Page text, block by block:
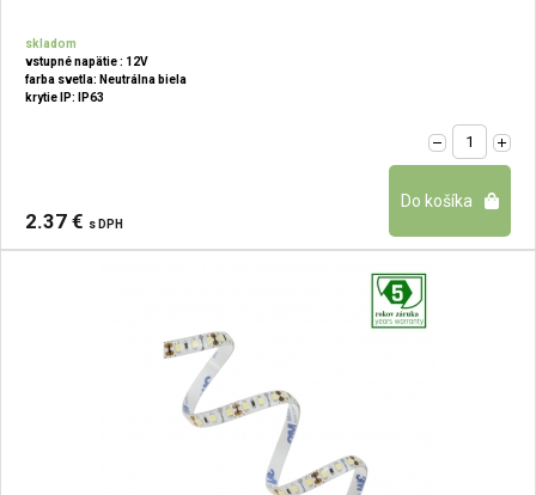
skladom
vstupné napätie : 12V
farba svetla: Neutrálna biela
krytie IP: IP63
2.37 € s DPH